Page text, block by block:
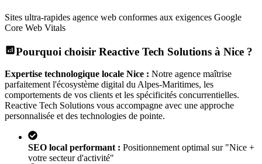
Sites ultra-rapides agence web conformes aux exigences Google
Core Web Vitals
Pourquoi choisir Reactive Tech Solutions à Nice?
Expertise technologique locale Nice : Notre agence maîtrise
parfaitement l'écosystème digital du Alpes-Maritimes, les
comportements de vos clients et les spécificités concurrentielles.
Reactive Tech Solutions vous accompagne avec une approche
personnalisée et des technologies de pointe.
SEO local performant : Positionnement optimal sur "Nice +
votre secteur d'activité"